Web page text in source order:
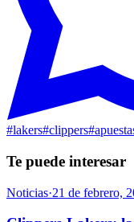
#lakers#clippers#
Te puede interesar
Noticias·21 de febrero,